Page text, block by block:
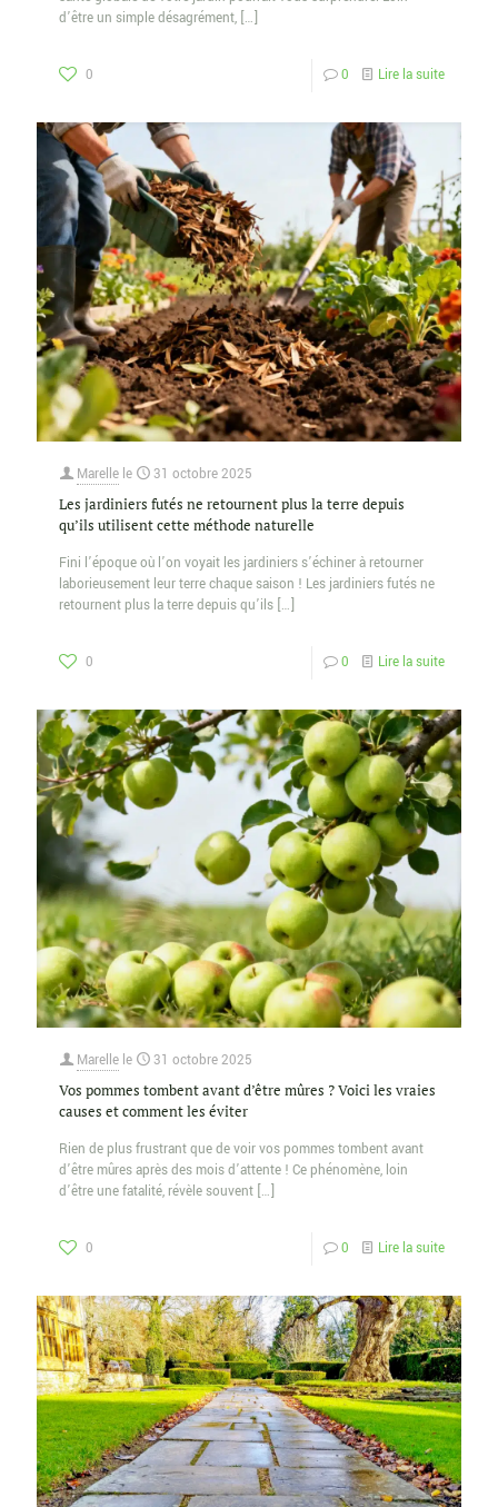
d’être un simple désagrément, […]
0 0 Lire la suite
Marelle le 31 octobre 2025
Les jardiniers futés ne retournent plus la terre depuis
qu’ils utilisent cette méthode naturelle
Fini l’époque où l’on voyait les jardiniers s’échiner à retourner
laborieusement leur terre chaque saison ! Les jardiniers futés ne
retournent plus la terre depuis qu’ils […]
0 0 Lire la suite
Marelle le 31 octobre 2025
Vos pommes tombent avant d’être mûres ? Voici les vraies
causes et comment les éviter
Rien de plus frustrant que de voir vos pommes tombent avant
d’être mûres après des mois d’attente ! Ce phénomène, loin
d’être une fatalité, révèle souvent […]
0 0 Lire la suite